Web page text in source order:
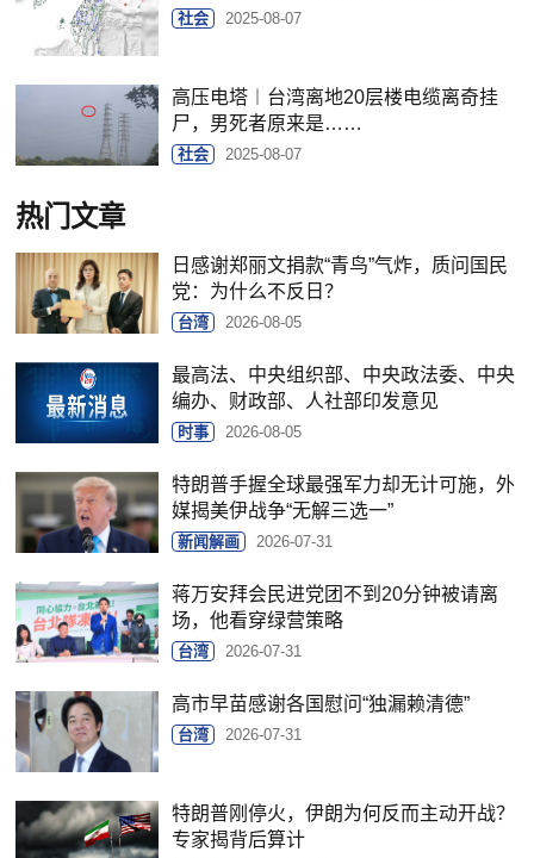
社会 2025-08-07
高压电塔︱台湾离地20层楼电缆离奇挂
尸，男死者原来是……
社会 2025-08-07
热门文章
日感谢郑丽文捐款“青鸟”气炸，质问国民
党：为什么不反日？
台湾 2026-08-05
最高法、中央组织部、中央政法委、中央
编办、财政部、人社部印发意见
时事 2026-08-05
特朗普手握全球最强军力却无计可施，外
媒揭美伊战争“无解三选一”
新闻解画 2026-07-31
蒋万安拜会民进党团不到20分钟被请离
场，他看穿绿营策略
台湾 2026-07-31
高市早苗感谢各国慰问“独漏赖清德”
台湾 2026-07-31
特朗普刚停火，伊朗为何反而主动开战？
专家揭背后算计